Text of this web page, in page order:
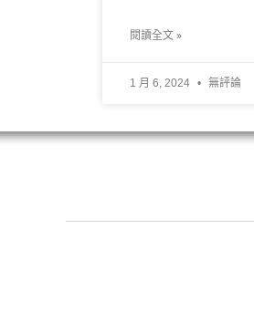
閱讀全文 »
1 月 6, 2024 無評論